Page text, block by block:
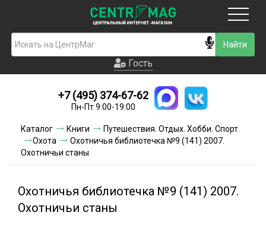
Гость
Новинки
Условия доставки
Гость
+7 (495) 374-67-62
Пн-Пт 9:00-19:00
Каталог Книги
Путешествия. Отдых. Хобби. Спорт
Охота
Охотничья библиотечка №9 (141) 2007.
Охотничьи станы
Охотничья библиотечка №9 (141) 2007.
Охотничьи станы